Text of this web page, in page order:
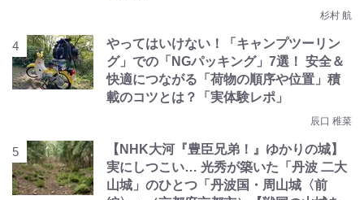
杉村 航
やってはいけない！「キャンプツーリン
グ」での「NGパッキング」7選！ 安全＆
快適につながる「荷物の順序や位置」積
載のコツとは？「実体験レポ」
辰口 稚菜
【NHK大河『豊臣兄弟！』ゆかりの城】
実にしつこい… 光秀が築いた「丹波 二大
山城」のひとつ「丹波国・周山城〈前